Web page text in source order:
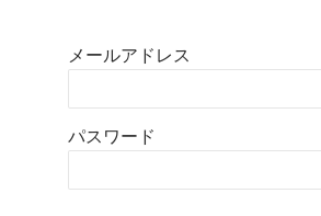
メールアドレス
パスワード